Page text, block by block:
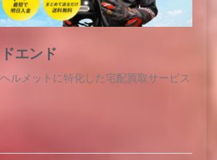
ドエンド
ルメットに特化した宅配買取サービス